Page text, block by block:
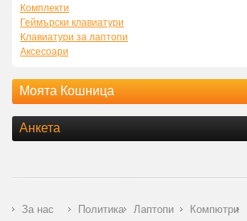
Комплекти
Геймърски клавиатури
Клавиатури за лаптопи
Аксесоари
Моята Кошница
Анкета
За нас
Политика
Лаптопи
Компютри